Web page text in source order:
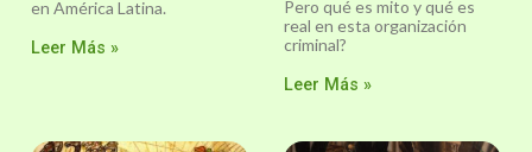
en América Latina.
Leer Más »
Pero qué es mito y qué es
real en esta organización
criminal?
Leer Más »